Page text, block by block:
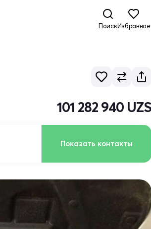
ПоискИзбранное
101 282 940 UZS
Показать контакты